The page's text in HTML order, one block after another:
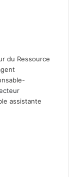
du Ressource
assistante